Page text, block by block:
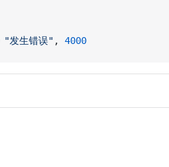
"发生错误" , 4000